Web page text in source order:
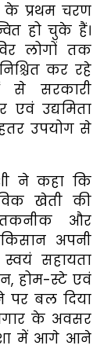
के प्रथम चरण
हो चुके हैं।
लोगों तक
कर रहे
से सरकारी
उद्यमिता
उपयोग से
ने कहा कि
खेती की
और
अपनी
सहायता
होम-स्टे एवं
पर बल दिया
के अवसर
में आगे आने